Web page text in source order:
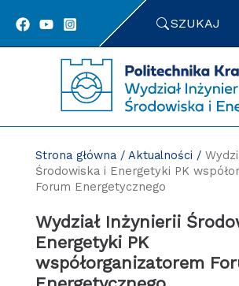
SZUKAJ
Strona główna/ Aktualności /
Środowiska i Energetyki PK
Forum Energetycznego
Wydział Inżynierii Środowiska i
Energetyki PK
współorganizatorem